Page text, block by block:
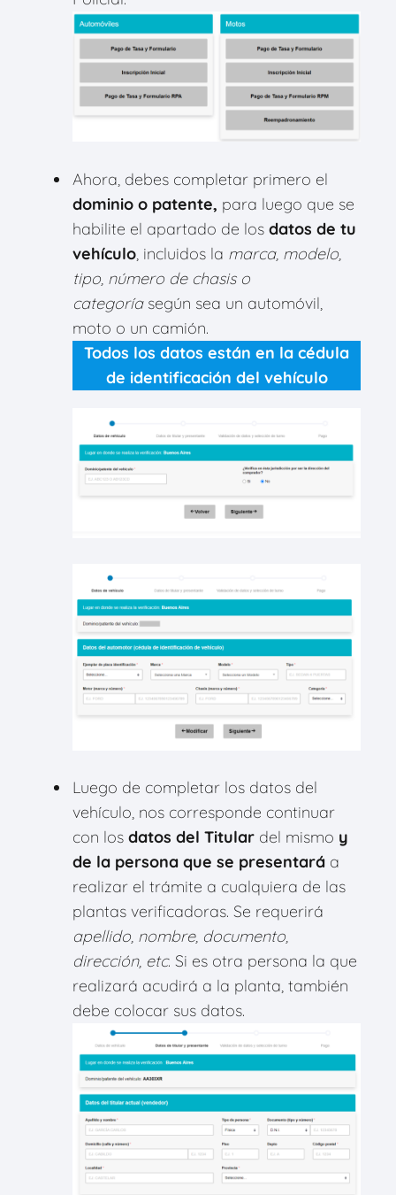
Ahora, debes completar primero el
dominio o patente, para luego que se
habilite el apartado de los datos de tu
vehículo, incluidos la marca, modelo,
tipo, número de chasis o
categoríasegún sea un automóvil,
moto o un camión.
Todos los datos están en la cédula
de identificación del vehículo
Luego de completar los datos del
vehículo, nos corresponde continuar
con los datos del Titular del mismo y
de la persona que se presentará a
realizar el trámite a cualquiera de las
plantas verificadoras. Se requerirá
apellido, nombre, documento,
dirección, etc. Si es otra persona la que
realizará acudirá a la planta, también
debe colocar sus datos.